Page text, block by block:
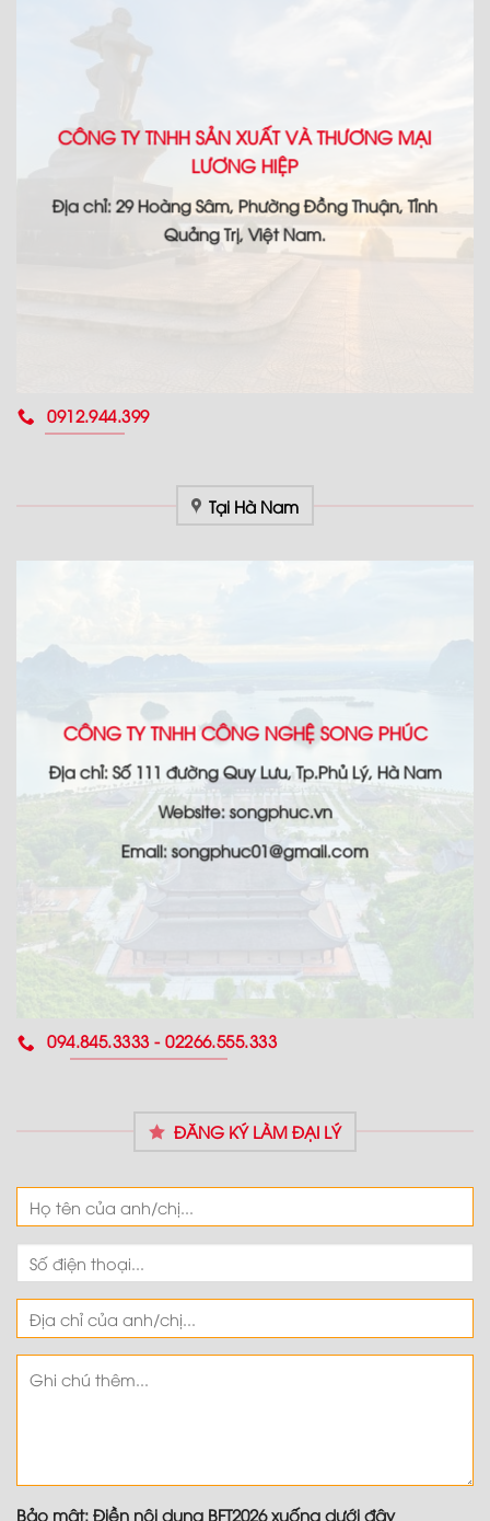
CÔNG TY TNHH SẢN XUẤT VÀ THƯƠNG MẠI
LƯƠNG HIỆP
Địa chỉ: 29 Hoàng Sâm, Phường Đồng Thuận, Tỉnh
Quảng Trị, Việt Nam.
0912.944.399
Tại Hà Nam
CÔNG TY TNHH CÔNG NGHỆ SONG PHÚC
Địa chỉ: Số 111 đường Quy Lưu, Tp.Phủ Lý, Hà Nam
Website: songphuc.vn
Email: songphuc01@gmail.com
094.845.3333 - 02266.555.333
ĐĂNG KÝ LÀM ĐẠI LÝ
Bảo mật: Điền nội dung BFT2026 xuống dưới đây